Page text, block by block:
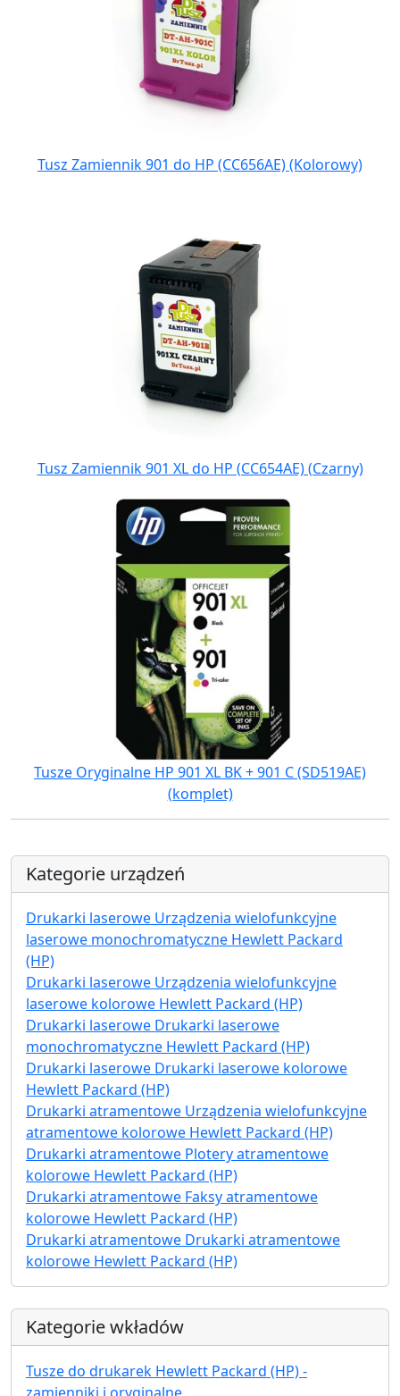
Tusz Zamiennik 901 do HP (CC656AE) (Kolorowy)
Tusz Zamiennik 901 XL do HP (CC654AE) (Czarny)
Tusze Oryginalne HP 901 XL BK + 901 C (SD519AE)
(komplet)
Kategorie urządzeń
Drukarki laserowe Urządzenia wielofunkcyjne
laserowe monochromatyczne Hewlett Packard
(HP)
Drukarki laserowe Urządzenia wielofunkcyjne
laserowe kolorowe Hewlett Packard (HP)
Drukarki laserowe Drukarki laserowe
monochromatyczne Hewlett Packard (HP)
Drukarki laserowe Drukarki laserowe kolorowe
Hewlett Packard (HP)
Drukarki atramentowe Urządzenia wielofunkcyjne
atramentowe kolorowe Hewlett Packard (HP)
Drukarki atramentowe Plotery atramentowe
kolorowe Hewlett Packard (HP)
Drukarki atramentowe Faksy atramentowe
kolorowe Hewlett Packard (HP)
Drukarki atramentowe Drukarki atramentowe
kolorowe Hewlett Packard (HP)
Kategorie wkładów
Tusze do drukarek Hewlett Packard (HP) -